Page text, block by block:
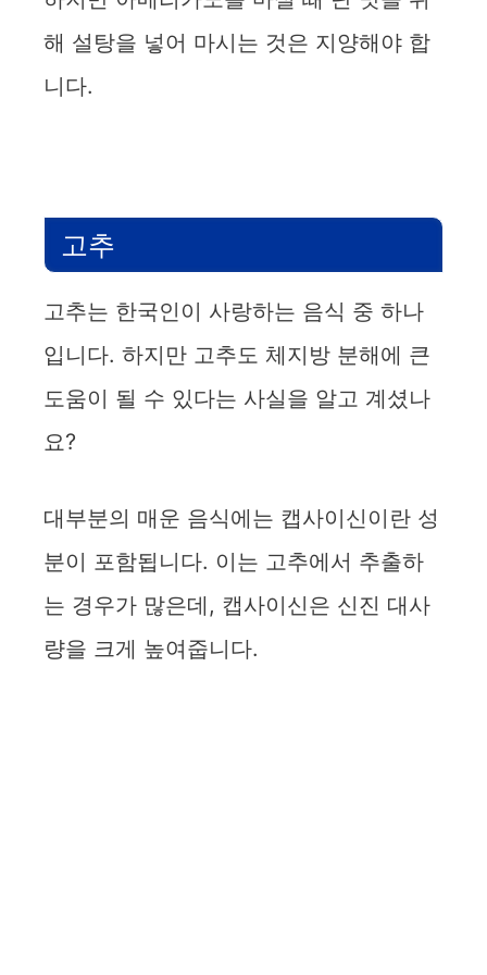
해 설탕을 넣어 마시는 것은 지양해야 합
니다.
고추
고추는 한국인이 사랑하는 음식 중 하나
입니다. 하지만 고추도 체지방 분해에 큰
도움이 될 수 있다는 사실을 알고 계셨나
요?
대부분의 매운 음식에는 캡사이신이란 성
분이 포함됩니다. 이는 고추에서 추출하
는 경우가 많은데, 캡사이신은 신진 대사
량을 크게 높여줍니다.